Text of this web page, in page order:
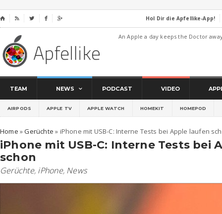
⌂     Hol Dir die Apfellike-App!
An Apple a day keeps the Doctor
TEAM NEWS PODCAST VIDEO
AIRPODS APPLE TV APPLE WATCH HOMEKIT HOMEPOD
Home »Gerüchte » iPhone mit USB-C: Interne Tests bei Apple laufen
iPhone mit USB-C: Interne Tests bei
schon
Gerüchte, iPhone, News